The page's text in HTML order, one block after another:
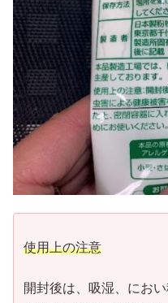
使用上の注意
開封後は、吸湿、にお